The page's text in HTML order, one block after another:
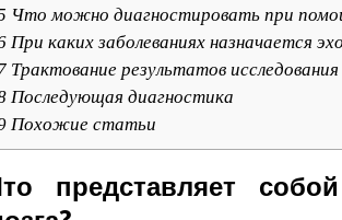
Что можно диагностировать при
При каких заболеваниях назначается
Трактование результатов исследования
Последующая диагностика
Похожие статьи
представляет